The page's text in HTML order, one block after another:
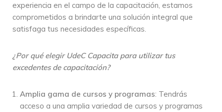
experiencia en el campo de la capacitación, estamos
comprometidos a brindarte una solución integral que
satisfaga tus necesidades específicas.
¿Por qué elegir UdeC Capacita para utilizar tus
excedentes de capacitación?
Amplia gama de cursos y programas: Tendrás
acceso a una amplia variedad de cursos y programas